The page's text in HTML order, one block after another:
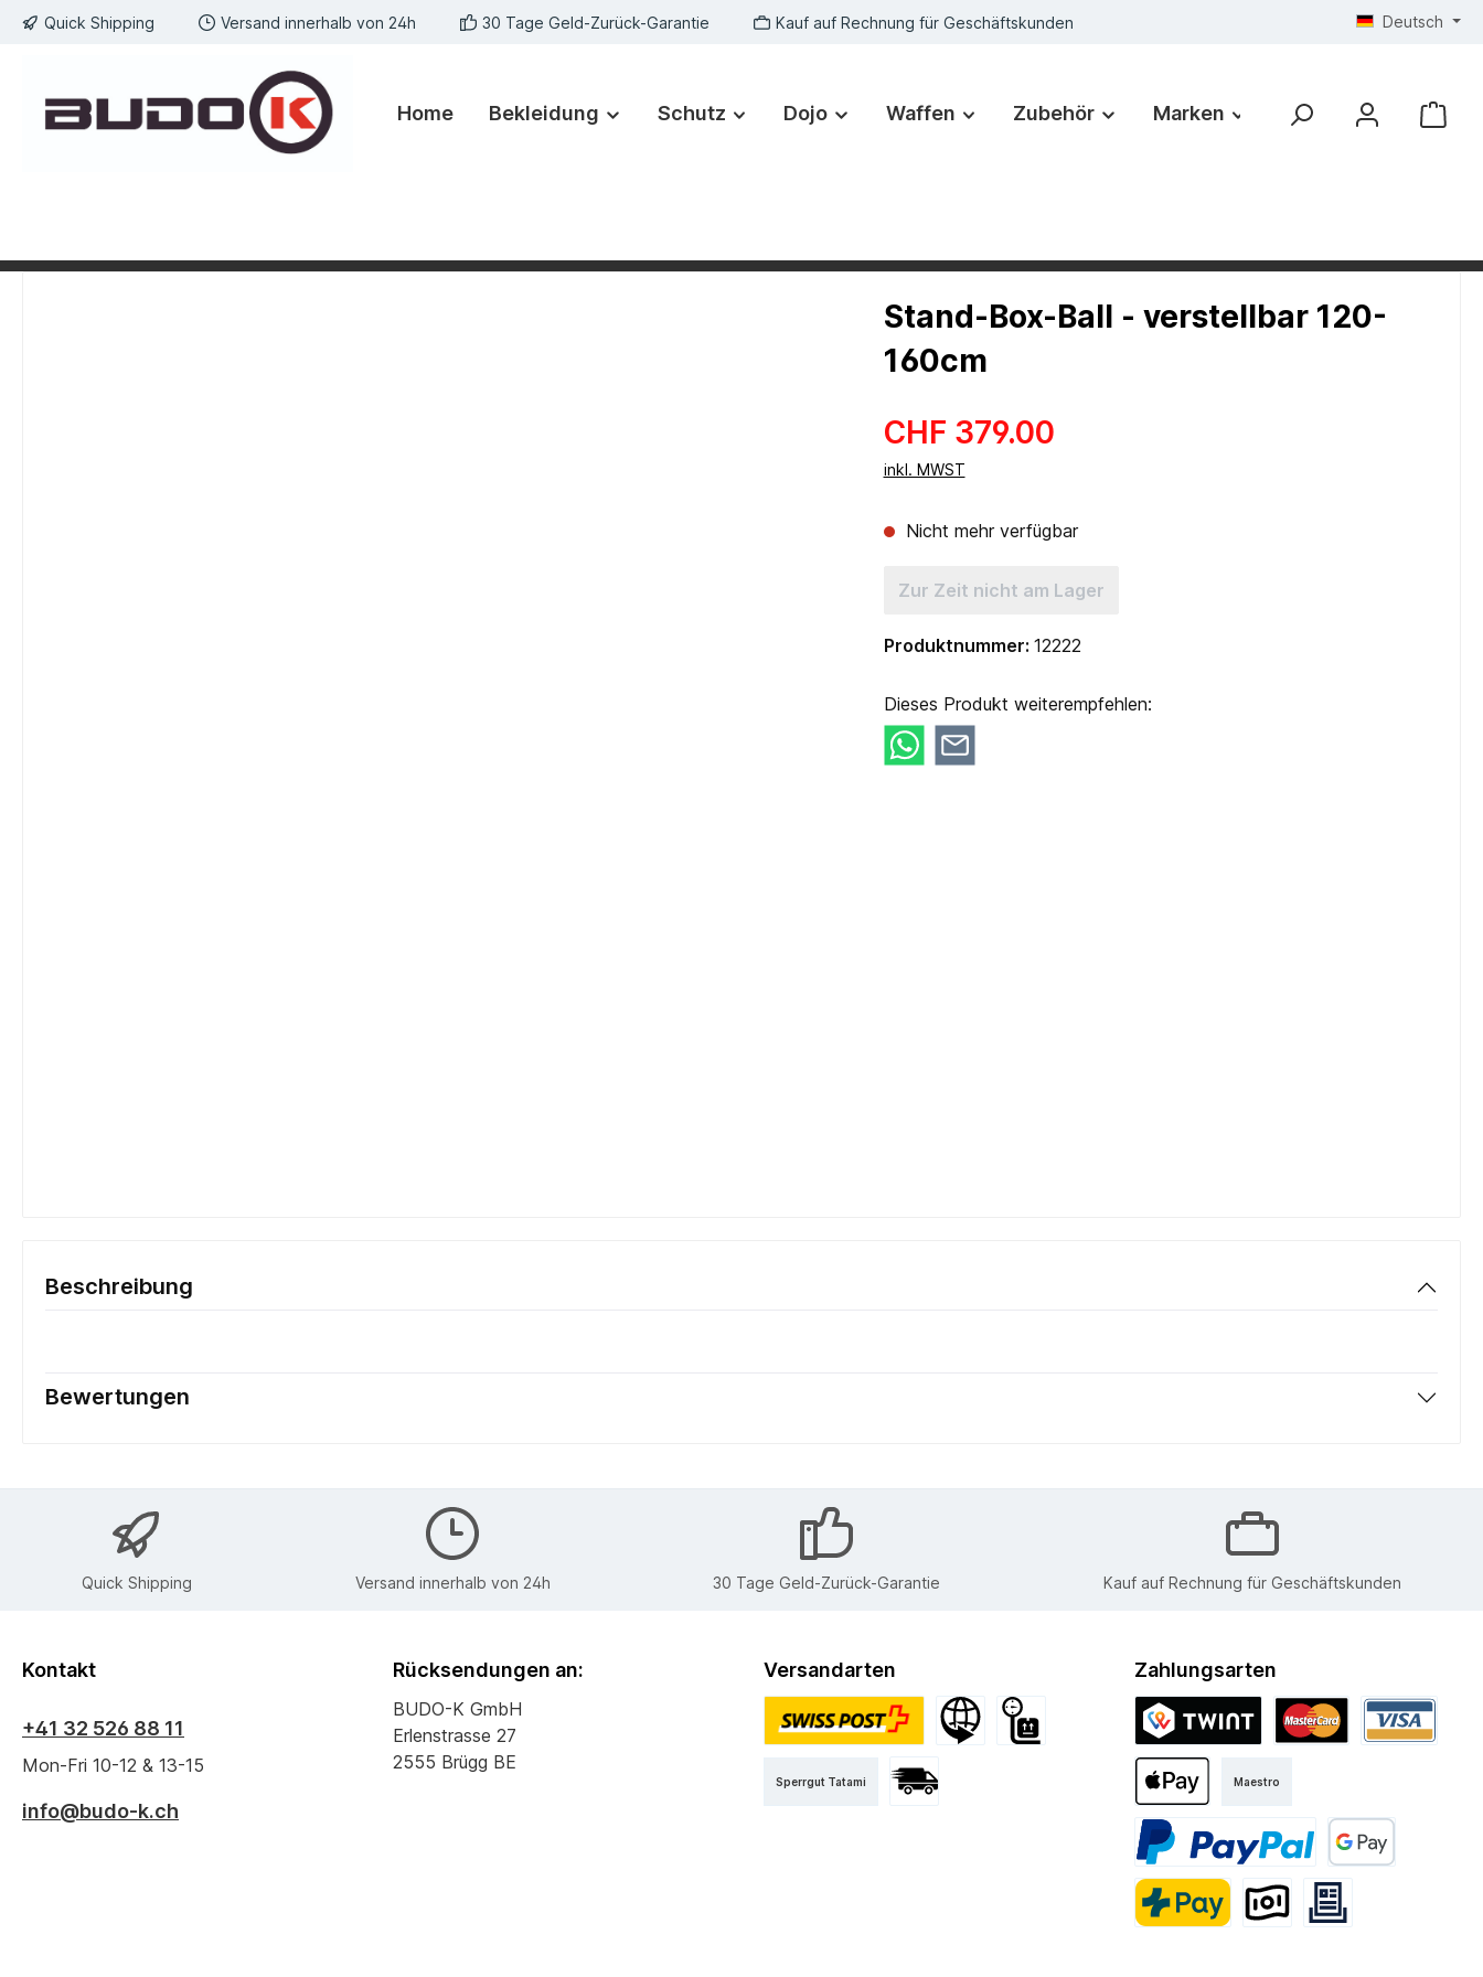
Zur Hauptnavigation springen
Quick Shipping Versand innerhalb von 24h 30 Tage Geld-Zurück-Garantie Kauf auf Rechnung für Geschäftskunden Deutsch
Home Bekleidung Schutz Dojo Waffen Zubehör Marken
Stand-Box-Ball - verstellbar 120-
160cm
CHF 379.00
inkl. MWST
Nicht mehr verfügbar
Zur Zeit nicht am Lager
Produktnummer: 12222
Dieses Produkt weiterempfehlen:
Beschreibung
Bewertungen
Quick Shipping Versand innerhalb von 24h 30 Tage Geld-Zurück-Garantie Kauf auf Rechnung für Geschäftskunden
Kontakt
+41 32 526 88 11
Mon-Fri 10-12 & 13-15
info@budo-k.ch
Rücksendungen an:
BUDO-K GmbH
Erlenstrasse 27
2555 Brügg BE
Versandarten
Sperrgut Tatami
Zahlungsarten
Twint
Apple Pay
Maestro
PayPal Google Pay